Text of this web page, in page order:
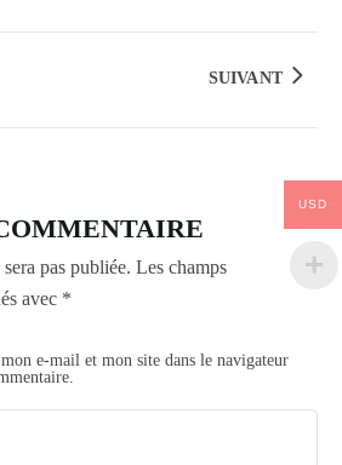
SUIVANT
pas publiée. Les champs
avec *
e-mail et mon site dans le navigateur
USD